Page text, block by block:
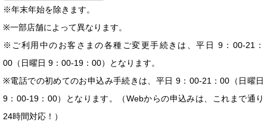
※年末年始を除きます。
※一部店舗によって異なります。
※ご利用中のお客さまの各種ご変更手続きは、平日 9：00-21：
00（日曜日 9：00-19：00）となります。
※電話での初めてのお申込み手続きは、平日 9：00-21：00（日曜日
9：00-19：00）となります。（Webからの申込みは、これまで通り
24時間対応！）